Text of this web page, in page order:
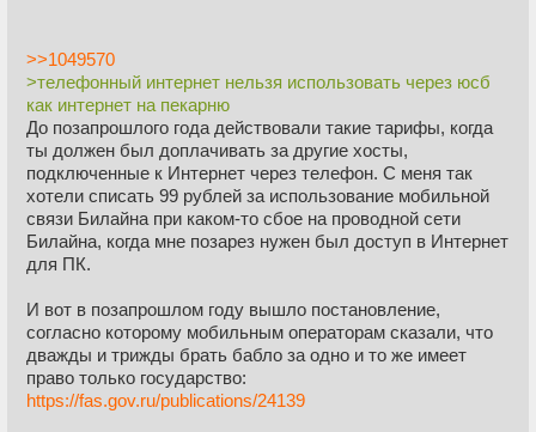
>>1049570
>телефонный интернет нельзя использовать через юсб
как интернет на пекарню
До позапрошлого года действовали такие тарифы, когда
ты должен был доплачивать за другие хосты,
подключенные к Интернет через телефон. С меня так
хотели списать 99 рублей за использование мобильной
связи Билайна при каком-то сбое на проводной сети
Билайна, когда мне позарез нужен был доступ в Интернет
для ПК.
И вот в позапрошлом году вышло постановление,
согласно которому мобильным операторам сказали, что
дважды и трижды брать бабло за одно и то же имеет
право только государство:
https://fas.gov.ru/publications/24139